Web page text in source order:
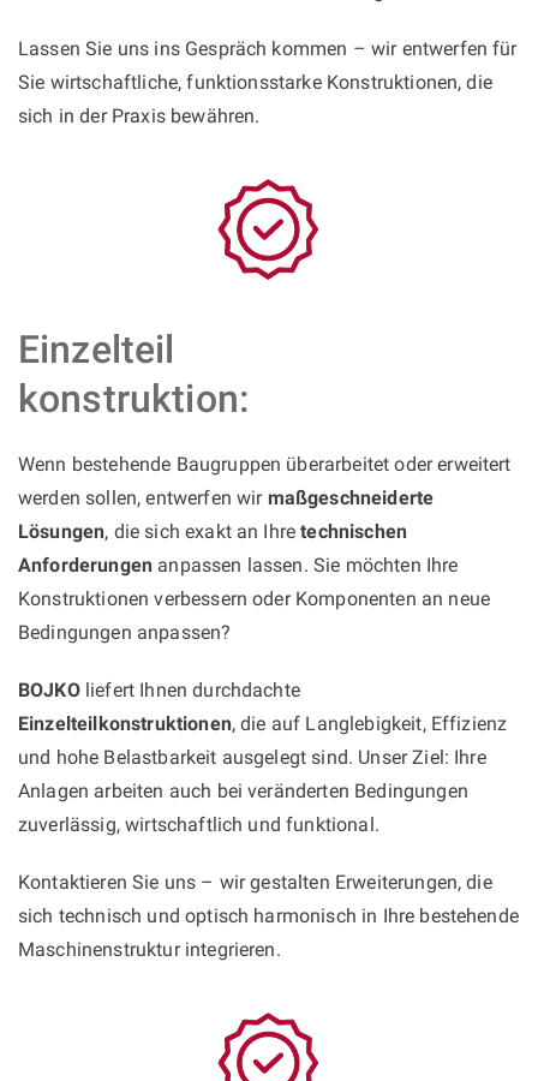
Lassen Sie uns ins Gespräch kommen – wir entwerfen für
Sie wirtschaftliche, funktionsstarke Konstruktionen, die
sich in der Praxis bewähren.
Einzelteil
konstruktion:
Wenn bestehende Baugruppen überarbeitet oder erweitert
werden sollen, entwerfen wir maßgeschneiderte
Lösungen, die sich exakt an Ihretechnischen
Anforderungen anpassen lassen. Sie möchten Ihre
Konstruktionen verbessern oder Komponenten an neue
Bedingungen anpassen?
BOJKOliefert Ihnen durchdachte
Einzelteilkonstruktionen, die auf Langlebigkeit, Effizienz
und hohe Belastbarkeit ausgelegt sind. Unser Ziel: Ihre
Anlagen arbeiten auch bei veränderten Bedingungen
zuverlässig, wirtschaftlich und funktional.
Kontaktieren Sie uns – wir gestalten Erweiterungen, die
sich technisch und optisch harmonisch in Ihre bestehende
Maschinenstruktur integrieren.